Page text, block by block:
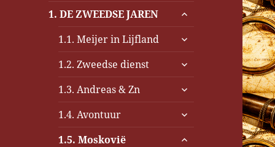
1. DE ZWEEDSE JAREN
submenu
1.1. Meijer in Lijfland
submenu
1.2. Zweedse dienst
submenu
1.3. Andreas & Zn
submenu
1.4. Avontuur
submenu
1.5. Moskovië
submenu